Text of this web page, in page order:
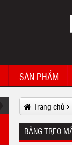
SẢN PHẨM
Trang chủ
BẢNG TREO